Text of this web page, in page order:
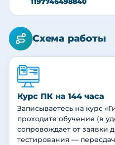
Схема работы
Курс ПК на 144 часа
Записываетесь на курс
проходите обучение (в
сопровождает от заявки
тестирования —